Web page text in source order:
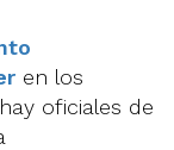
en los
oficiales de